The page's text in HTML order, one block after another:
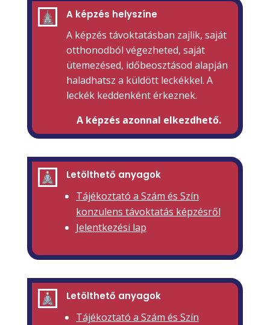
A képzés helyszíne
A képzés távoktatásban zajlik, saját
otthonodból végezheted, saját
ütemezésed, időbeosztásod alapján
haladhatsz a küldött leckékkel. A
leckék keddenként érkeznek.
A képzés azonnal elkezdhető.
Letölthető anyagok
Tájékoztató a Szám és Szín
konzulens távoktatás képzésről
Jelentkezési lap
Letölthető anyagok
Tájékoztató a Szám és Szín